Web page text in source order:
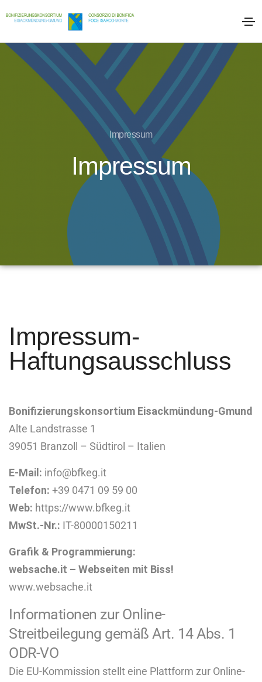
Impressum
Impressum
Impressum-
Haftungsausschluss
Bonifizierungskonsortium Eisackmündung-Gmund
Alte Landstrasse 1
39051 Branzoll – Südtirol – Italien
E-Mail: info@bfkeg.it
Telefon: +39 0471 09 59 00
Web: https://www.bfkeg.it
MwSt.-Nr.: IT-80000150211
Grafik & Programmierung:
websache.it – Webseiten mit Biss!
www.websache.it
Informationen zur Online-
Streitbeilegung gemäß Art. 14 Abs. 1
ODR-VO
Die EU-Kommission stellt eine Plattform zur Online-